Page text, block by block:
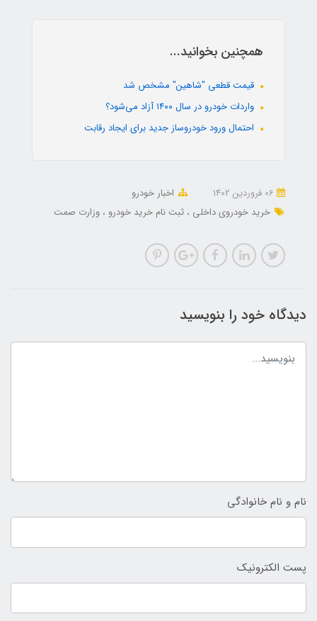
همچنین بخوانید...
قیمت قطعی "شاهین" مشخص شد
واردات خودرو در سال ۱۴۰۰ آزاد می‌شود؟
احتمال ورود خودروساز جدید برای ایجاد رقابت
اخبار خودرو
خرید خودروی داخلی
ثبت نام خرید خودرو وزارت صمت
دیدگاه خود را بنویسید
نام و نام خانوادگی
پست الکترونیک